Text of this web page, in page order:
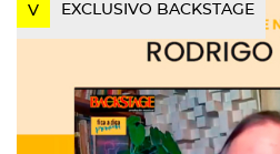
V EXCLUSIVO BACKSTAGE